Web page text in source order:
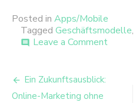
Posted in Apps/Mobile
Tagged Geschäftsmodelle,
comment Leave a Commenton
Beitrags-
Navigation
Ein Zukunftsausblick:
Online-Marketing ohne